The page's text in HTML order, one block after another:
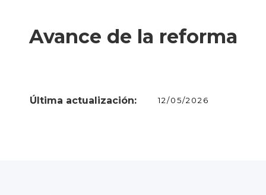
Avance de la reforma
Última actualización: 12/05/2026